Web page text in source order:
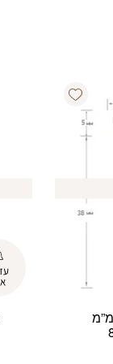
Add wishlist
ראש מניקור כדור כחול 5 מ”מ